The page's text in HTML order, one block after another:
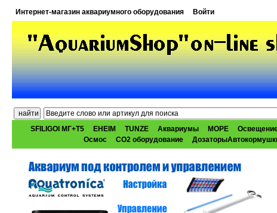
Интернет-магазин аквариумного оборудования Войти
SFILIGOI МГ+Т5 EHEIM TUNZE Аквариумы МОРЕ
Осмос
CO2 оборудование